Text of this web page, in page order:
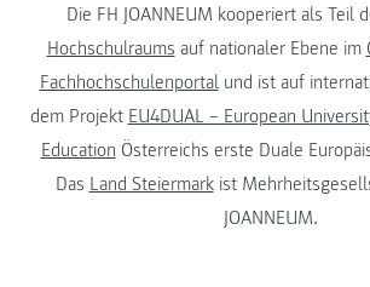
Die FH JOANNEUM kooperiert als Teil
Hochschulraums auf nationaler Ebene im
Fachhochschulenportalund ist auf
dem Projekt EU4DUAL – European
Education Österreichs erste Duale
Das Land Steiermarkist
JOANNEUM.